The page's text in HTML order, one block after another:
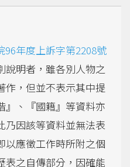
年度上訴字第2208號
說明者，雖各別人物之
作，但並不表示其中提
』、『國籍』等資料亦
乃因該等資料並無法表
以應徵工作時所附之個
表之自傳部分，因確能